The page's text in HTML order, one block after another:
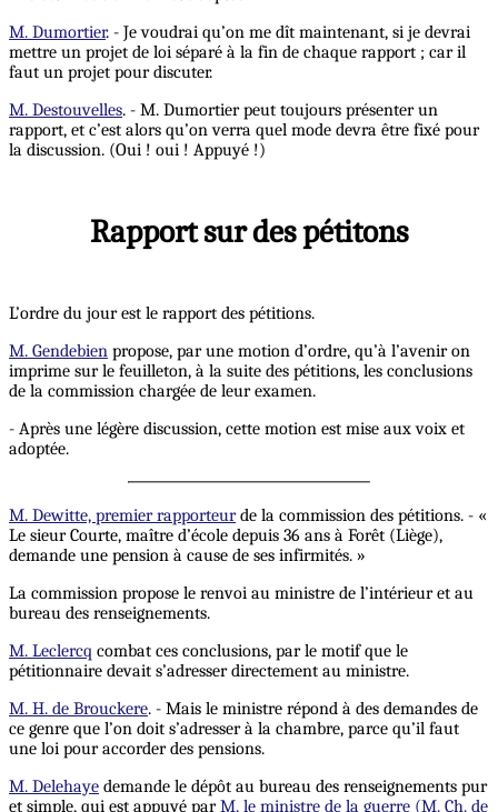
M. Dumortier. - Je voudrai qu’on me dît maintenant, si je devrai
mettre un projet de loi séparé à la fin de chaque rapport ; car il
faut un projet pour discuter.
M. Destouvelles. - M. Dumortier peut toujours présenter un
rapport, et c’est alors qu’on verra quel mode devra être fixé pour
la discussion. (Oui ! oui ! Appuyé !)
Rapport sur des pétitons
L’ordre du jour est le rapport des pétitions.
M. Gendebien propose, par une motion d’ordre, qu’à l’avenir on
imprime sur le feuilleton, à la suite des pétitions, les conclusions
de la commission chargée de leur examen.
- Après une légère discussion, cette motion est mise aux voix et
adoptée.
M. Dewitte, premier rapporteurde la commission des pétitions. - «
Le sieur Courte, maître d’école depuis 36 ans à Forêt (Liège),
demande une pension à cause de ses infirmités. »
La commission propose le renvoi au ministre de l’intérieur et au
bureau des renseignements.
M. Leclercq combat ces conclusions, par le motif que le
pétitionnaire devait s’adresser directement au ministre.
M. H. de Brouckere. - Mais le ministre répond à des demandes de
ce genre que l’on doit s’adresser à la chambre, parce qu’il faut
une loi pour accorder des pensions.
M. Delehaye demande le dépôt au bureau des renseignements pur
et simple, qui est appuyé parM. le ministre de la guerre (M. Ch. de